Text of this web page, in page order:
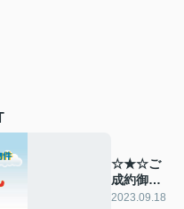
☆★☆ご
成約御礼
☆★☆
2023.09.18